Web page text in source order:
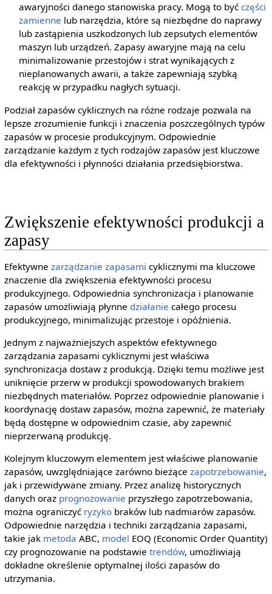
awaryjności danego stanowiska pracy. Mogą to byćczęści
zamienne lub narzędzia, które są niezbędne do naprawy
lub zastąpienia uszkodzonych lub zepsutych elementów
maszyn lub urządzeń. Zapasy awaryjne mają na celu
minimalizowanie przestojów i strat wynikających z
nieplanowanych awarii, a także zapewniają szybką
reakcję w przypadku nagłych sytuacji.
Podział zapasów cyklicznych na różne rodzaje pozwala na
lepsze zrozumienie funkcji i znaczenia poszczególnych typów
zapasów w procesie produkcyjnym. Odpowiednie
zarządzanie każdym z tych rodzajów zapasów jest kluczowe
dla efektywności i płynności działania przedsiębiorstwa.
Zwiększenie efektywności produkcji a
zapasy
Efektywne zarządzanie zapasami cyklicznymi ma kluczowe
znaczenie dla zwiększenia efektywności procesu
produkcyjnego. Odpowiednia synchronizacja i planowanie
zapasów umożliwiają płynne działanie całego procesu
produkcyjnego, minimalizując przestoje i opóźnienia.
Jednym z najważniejszych aspektów efektywnego
zarządzania zapasami cyklicznymi jest właściwa
synchronizacja dostaw z produkcją. Dzięki temu możliwe jest
uniknięcie przerw w produkcji spowodowanych brakiem
niezbędnych materiałów. Poprzez odpowiednie planowanie i
koordynację dostaw zapasów, można zapewnić, że materiały
będą dostępne w odpowiednim czasie, aby zapewnić
nieprzerwaną produkcję.
Kolejnym kluczowym elementem jest właściwe planowanie
zapasów, uwzględniające zarówno bieżące zapotrzebowanie,
jak i przewidywane zmiany. Przez analizę historycznych
danych oraz prognozowanie przyszłego zapotrzebowania,
można ograniczyć ryzykobraków lub nadmiarów zapasów.
Odpowiednie narzędzia i techniki zarządzania zapasami,
takie jak metoda ABC, model EOQ (Economic Order Quantity)
czy prognozowanie na podstawie trendów, umożliwiają
dokładne określenie optymalnej ilości zapasów do
utrzymania.